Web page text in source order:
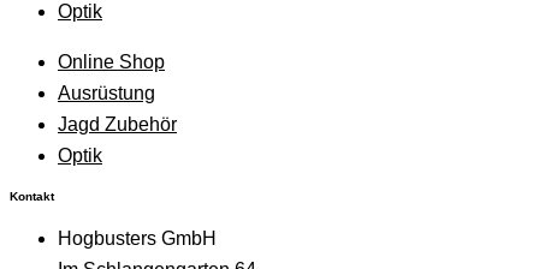
Optik
Online Shop
Ausrüstung
Jagd Zubehör
Optik
Kontakt
Hogbusters GmbH